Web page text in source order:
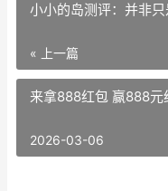
小小的岛测评：并非
« 上一篇
来拿888红包 赢888元
2026-03-06